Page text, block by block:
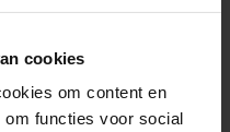
cookies
om content en
functies voor social